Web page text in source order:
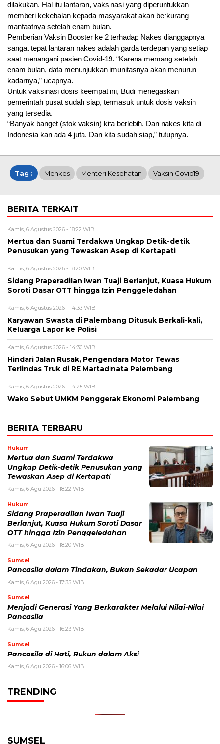
dilakukan. Hal itu lantaran, vaksinasi yang diperuntukkan
memberi kekebalan kepada masyarakat akan berkurang
manfaatnya setelah enam bulan.
Pemberian Vaksin Booster ke 2 terhadap Nakes dianggapnya
sangat tepat lantaran nakes adalah garda terdepan yang setiap
saat menangani pasien Covid-19. “Karena memang setelah
enam bulan, data menunjukkan imunitasnya akan menurun
kadarnya,” ucapnya.
Untuk vaksinasi dosis keempat ini, Budi menegaskan
pemerintah pusat sudah siap, termasuk untuk dosis vaksin
yang tersedia.
“Banyak banget (stok vaksin) kita berlebih. Dan nakes kita di
Indonesia kan ada 4 juta. Dan kita sudah siap,” tutupnya.
Tag : Menkes Menteri Kesehatan Vaksin Covid19
BERITA TERKAIT
Kamis, 6 Agustus 2026 - 18:22 WIB
Mertua dan Suami Terdakwa Ungkap Detik-detik
Penusukan yang Tewaskan Asep di Kertapati
Kamis, 6 Agustus 2026 - 18:20 WIB
Sidang Praperadilan Iwan Tuaji Berlanjut, Kuasa Hukum
Soroti Dasar OTT hingga Izin Penggeledahan
Kamis, 6 Agustus 2026 - 14:33 WIB
Karyawan Swasta di Palembang Ditusuk Berkali-kali,
Keluarga Lapor ke Polisi
Kamis, 6 Agustus 2026 - 14:30 WIB
Hindari Jalan Rusak, Pengendara Motor Tewas
Terlindas Truk di RE Martadinata Palembang
Kamis, 6 Agustus 2026 - 14:25 WIB
Wako Sebut UMKM Penggerak Ekonomi Palembang
BERITA TERBARU
Hukum
Mertua dan Suami Terdakwa
Ungkap Detik-detik Penusukan yang
Tewaskan Asep di Kertapati
Kamis, 6 Agu 2026 - 18:22 WIB
Hukum
Sidang Praperadilan Iwan Tuaji
Berlanjut, Kuasa Hukum Soroti Dasar
OTT hingga Izin Penggeledahan
Kamis, 6 Agu 2026 - 18:20 WIB
Sumsel
Pancasila dalam Tindakan, Bukan Sekadar Ucapan
Kamis, 6 Agu 2026 - 17:35 WIB
Sumsel
Menjadi Generasi Yang Berkarakter Melalui Nilai-Nilai
Pancasila
Kamis, 6 Agu 2026 - 16:23 WIB
Sumsel
Pancasila di Hati, Rukun dalam Aksi
Kamis, 6 Agu 2026 - 16:06 WIB
TRENDING
SUMSEL